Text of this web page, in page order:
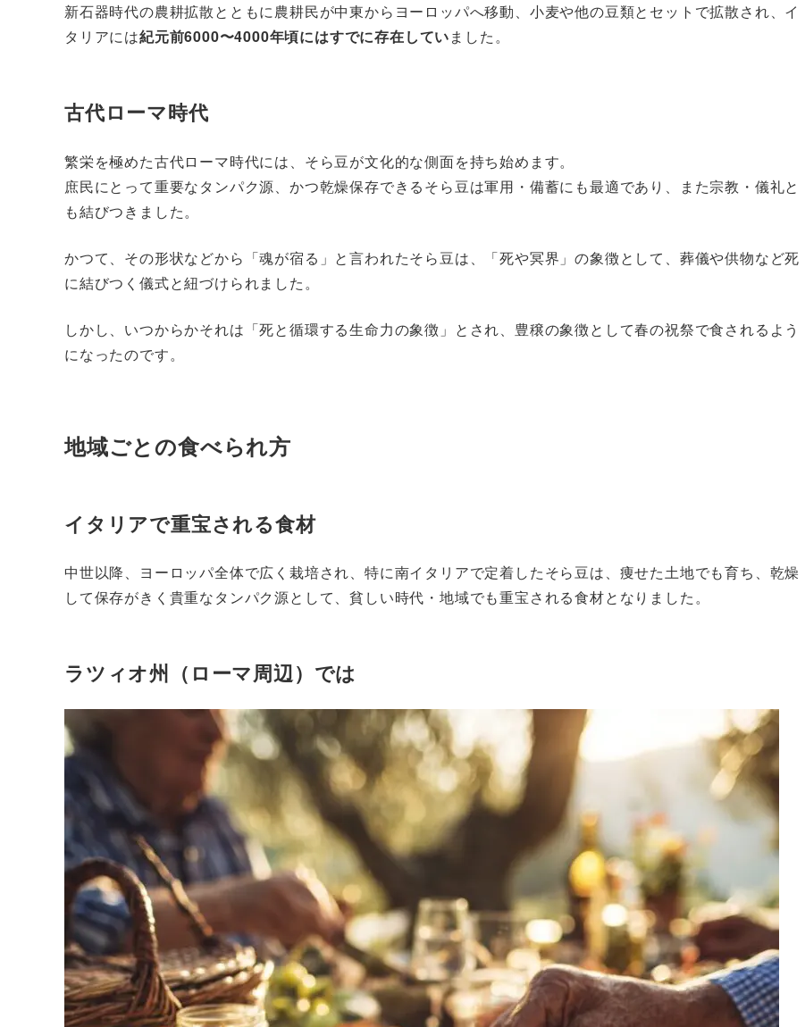
新石器時代の農耕拡散とともに農耕民が中東からヨーロッパへ移動、小麦や他の豆類とセットで拡散され、イ
タリアには紀元前6000〜4000年頃にはすでに存在していました。
古代ローマ時代
繁栄を極めた古代ローマ時代には、そら豆が文化的な側面を持ち始めます。
庶民にとって重要なタンパク源、かつ乾燥保存できるそら豆は軍用・備蓄にも最適であり、また宗教・儀礼と
も結びつきました。
かつて、その形状などから「魂が宿る」と言われたそら豆は、「死や冥界」の象徴として、葬儀や供物など死
に結びつく儀式と紐づけられました。
しかし、いつからかそれは「死と循環する生命力の象徴」とされ、豊穣の象徴として春の祝祭で食されるよう
になったのです。
地域ごとの食べられ方
イタリアで重宝される食材
中世以降、ヨーロッパ全体で広く栽培され、特に南イタリアで定着したそら豆は、痩せた土地でも育ち、乾燥
して保存がきく貴重なタンパク源として、貧しい時代・地域でも重宝される食材となりました。
ラツィオ州（ローマ周辺）では